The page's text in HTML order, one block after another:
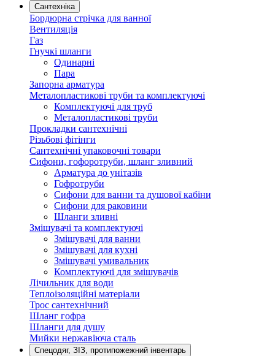
Сантехніка
Бордюрна стрічка для ванної
Вентиляція
Газ
Гнучкі шланги
Одинарні
Пара
Запорна арматура
Металопластикові труби та комплектуючі
Комплектуючі для труб
Металопластикові труби
Прокладки сантехнічні
Різьбові фітінги
Сантехнічні упаковочні товари
Сифони, гофоротруби, шланг зливний
Арматура до унітазів
Гофротруби
Сифони для ванни та душової кабіни
Сифони для раковини
Шланги зливні
Змішувачі та комплектуючі
Змішувачі для ванни
Змішувачі для кухні
Змішувачі умивальник
Комплектуючі для змішувачів
Лічильник для води
Теплоізоляційні матеріали
Трос сантехнічний
Шланг гофра
Шланги для душу
Мийки нержавіюча сталь
Спецодяг, ЗІЗ, протипожежний інвентарь